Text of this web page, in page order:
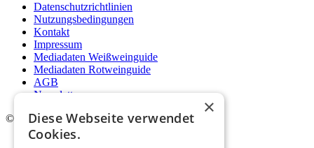
Datenschutzrichtlinien
Nutzungsbedingungen
Kontakt
Impressum
Mediadaten Weißweinguide
Mediadaten Rotweinguide
AGB
Newsletter
© 2026. Alle Rechte vorbehalten.
×
Diese Webseite verwendet
Cookies.